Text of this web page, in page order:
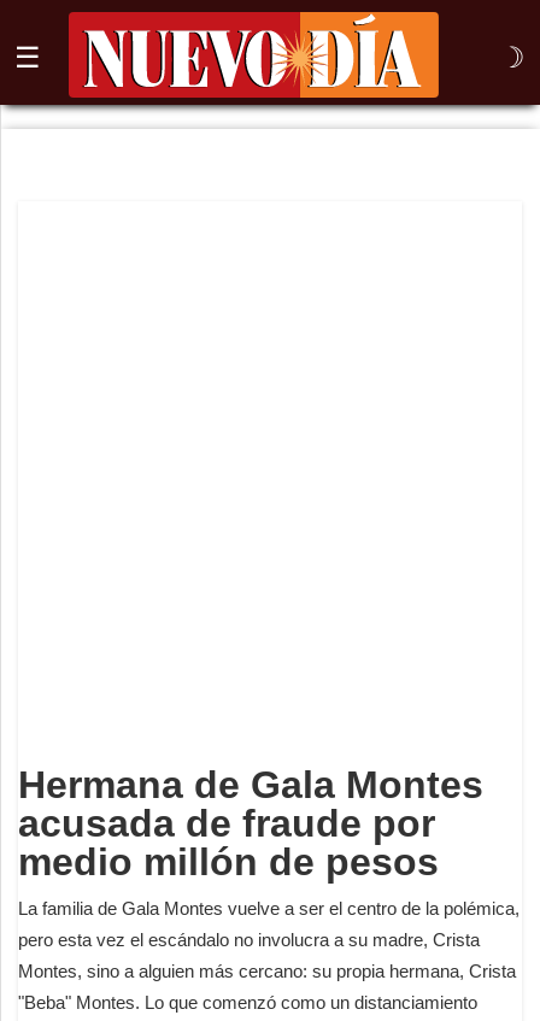
☰ ☽
⌕
Hermana de Gala Montes
acusada de fraude por
medio millón de pesos
La familia de Gala Montes vuelve a ser el centro de la polémica,
pero esta vez el escándalo no involucra a su madre, Crista
Montes, sino a alguien más cercano: su propia hermana, Crista
"Beba" Montes. Lo que comenzó como un distanciamiento